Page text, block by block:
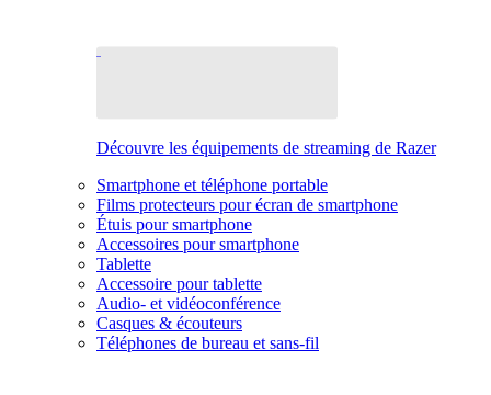
Découvre les équipements de streaming de Razer
Smartphone et téléphone portable
Films protecteurs pour écran de smartphone
Étuis pour smartphone
Accessoires pour smartphone
Tablette
Accessoire pour tablette
Audio- et vidéoconférence
Casques & écouteurs
Téléphones de bureau et sans-fil